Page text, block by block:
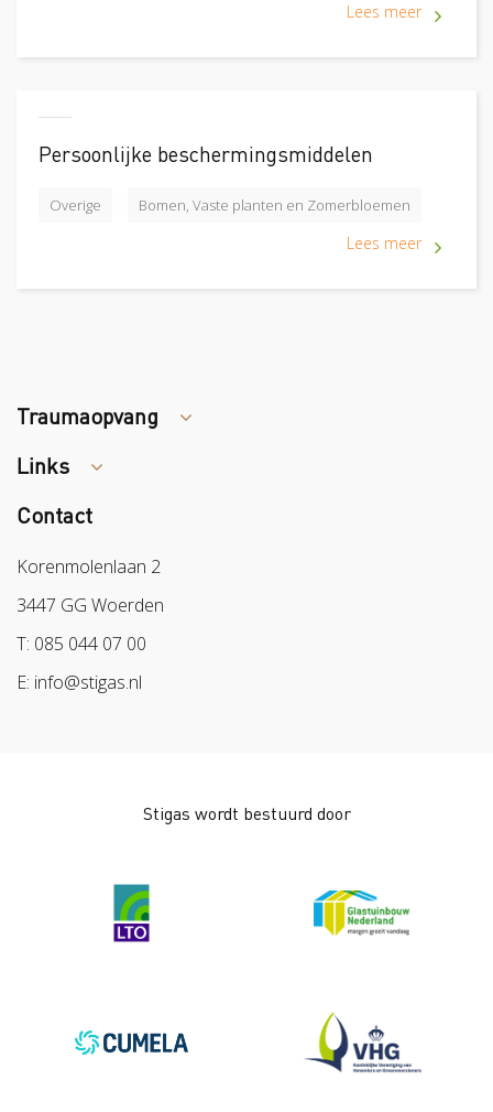
Lees meer
Persoonlijke beschermingsmiddelen
Overige Bomen, Vaste planten en Zomerbloemen
Lees meer
Traumaopvang
Tips arbocatalogus?
Links
Colland
Sazas
BPL
Arbeidsmarkt
Contact
Korenmolenlaan 2
3447 GG Woerden
T: 085 044 07 00
E: info@stigas.nl
Stigas wordt bestuurd door